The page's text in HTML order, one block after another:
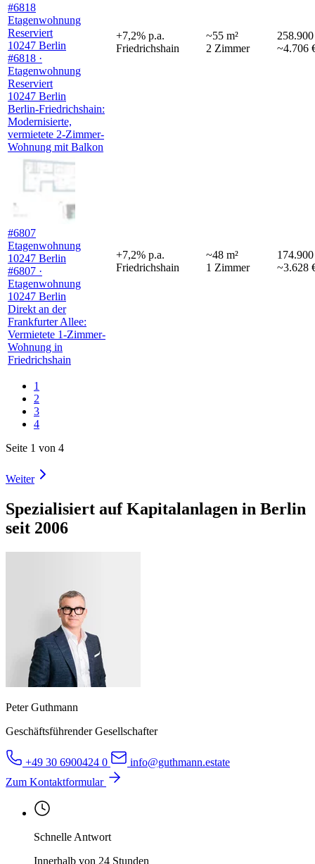
#6818
Etagenwohnung
Reserviert
10247 Berlin
#6818 ·
Etagenwohnung
Reserviert
10247 Berlin
Berlin-Friedrichshain:
Modernisierte,
vermietete 2-Zimmer-
Wohnung mit Balkon
+7,2% p.a.
Friedrichshain
~55 m²
2 Zimmer
~4.706
#6807
Etagenwohnung
10247 Berlin
#6807 ·
Etagenwohnung
10247 Berlin
Direkt an der
Frankfurter Allee:
Vermietete 1-Zimmer-
Wohnung in
Friedrichshain
+7,2% p.a.
Friedrichshain
~48 m²
1 Zimmer
~3.628
1
2
3
4
Seite 1 von 4
Weiter
Spezialisiert auf Kapitalanlagen in Berlin
seit 2006
Peter Guthmann
Geschäftsführender Gesellschafter
+49 30 6900424 0
info@guthmann.estate
Zum Kontaktformular
Schnelle Antwort
Innerhalb von 24 Stunden